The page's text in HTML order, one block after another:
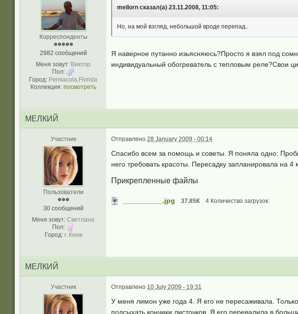
Корреспонденты
2982 сообщений
Меня зовут: Виктор
Пол:
Город: Pensacola,Florida
Коллекция: посмотреть
mellorn сказал(а) 23.11.2008, 11:05:
Но, на мой взгляд, небольшой вроде перепад..
Я наверное путанно изьясняюсь?Просто я взял под
индивидуальный обогреватель с тепловым реле?Свои
МЕЛКИЙ
Участник
Пользователи
30 сообщений
Меня зовут: Светлана
Пол:
Город: г. Киев
Отправлено 28 January 2009 - 00:14
Спасибо всем за помощь и советы. Я поняла одно:
него требовать красоты. Пересадку запланировала на
Прикрепленные файлы
__________.jpg 37.85К 4 Количество загрузок:
МЕЛКИЙ
Участник Отправлено 10 July 2009 - 19:31
У меня лимон уже года 4. Я его не пересаживала.
подсыхать кончики листочков. Я его перевалила в